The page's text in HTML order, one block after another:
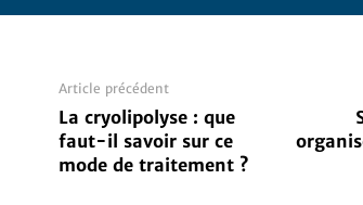
Article précédent
La cryolipolyse : que
faut-il savoir sur ce
mode de traitement ?